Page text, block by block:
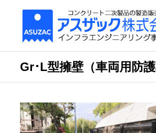
Gr･L型擁壁（車両用防